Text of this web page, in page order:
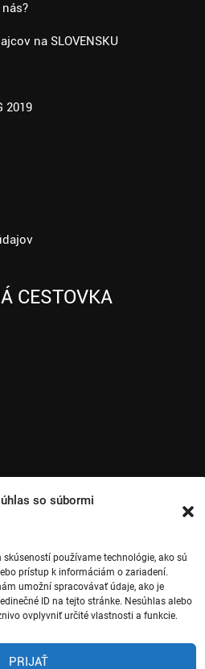
so súbormi
používame technológie, ako sú
prístup k informáciám o zariadení.
umožní spracovávať údaje, ako je
ID na tejto stránke. Nesúhlas alebo
ovplyvniť určité vlastnosti a funkcie.
PRIJAŤ
na SLOVENSKU
2019
CESTOVKA